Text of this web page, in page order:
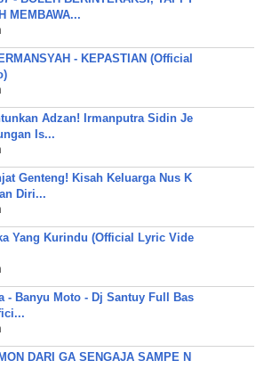
MEMBAWA...
- KEPASTIAN (Official
Adzan! Irmanputra Sidin Je
Is...
Genteng! Kisah Keluarga Nus K
Diri...
Yang Kurindu (Official Lyric Vide
- Banyu Moto - Dj Santuy Full Bas
DARI GA SENGAJA SAMPE N